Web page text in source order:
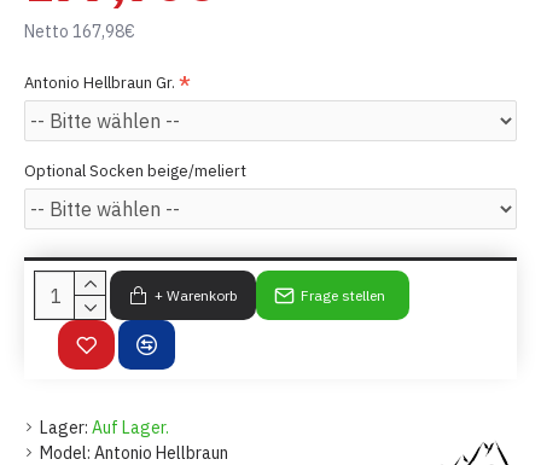
Lager: Auf Lager.
Model: Antonio Hellbraun
Netto 167,98€
Antonio Hellbraun Gr.
Optional Socken beige/meliert
+ Warenkorb Frage stellen